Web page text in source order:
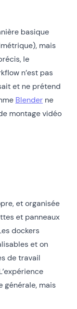
basique
mais
le
n’est pas
et ne prétend
Blender ne
montage vidéo
et organisée
et panneaux
dockers
et on
de travail
générale, mais